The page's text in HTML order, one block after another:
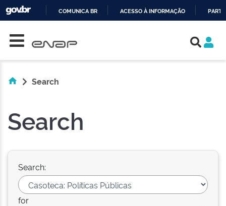
COMUNICA BR ACESSO À INFORMAÇÃO
Search
Search
Search:
for